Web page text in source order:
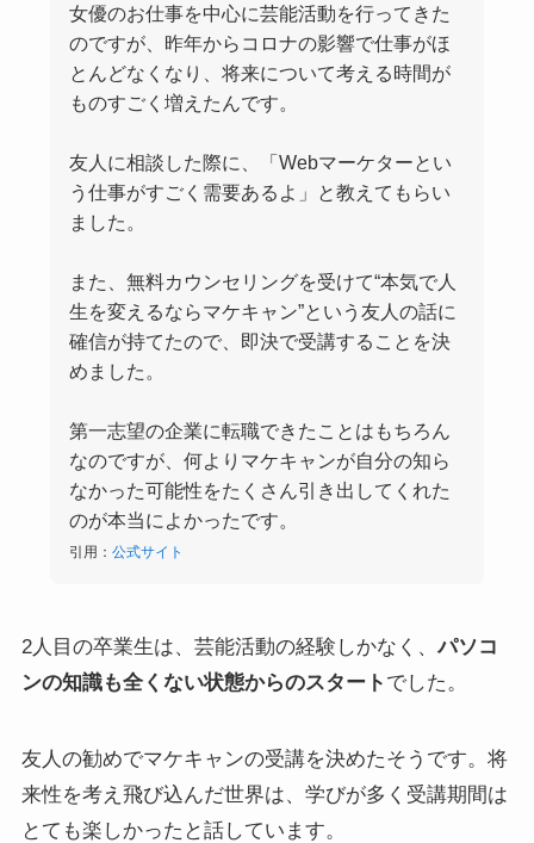
女優のお仕事を中心に芸能活動を行ってきた
のですが、昨年からコロナの影響で仕事がほ
とんどなくなり、将来について考える時間が
ものすごく増えたんです。
友人に相談した際に、「Webマーケターとい
う仕事がすごく需要あるよ」と教えてもらい
ました。
また、無料カウンセリングを受けて“本気で人
生を変えるならマケキャン”という友人の話に
確信が持てたので、即決で受講することを決
めました。
第一志望の企業に転職できたことはもちろん
なのですが、何よりマケキャンが自分の知ら
なかった可能性をたくさん引き出してくれた
のが本当によかったです。
引用：公式サイト
2人目の卒業生は、芸能活動の経験しかなく、パソコ
ンの知識も全くない状態からのスタート でした。
友人の勧めでマケキャンの受講を決めたそうです。将
来性を考え飛び込んだ世界は、学びが多く受講期間は
とても楽しかったと話しています。